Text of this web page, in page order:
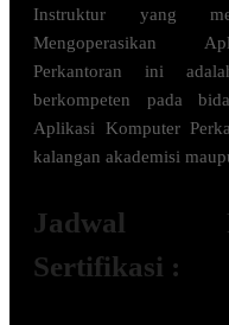
Instruktur yang
Mengoperasikan
Perkantoran ini
berkompeten pada
Aplikasi Komputer
kalangan akademisi
Jadwal
Sertifikasi :